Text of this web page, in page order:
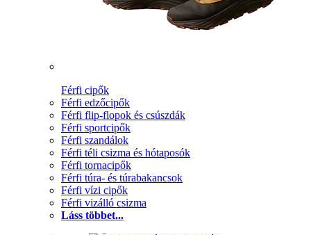
Férfi cipők
Férfi edzőcipők
Férfi flip-flopok és csúszdák
Férfi sportcipők
Férfi szandálok
Férfi téli csizma és hótaposók
Férfi tornacipők
Férfi túra- és túrabakancsok
Férfi vízi cipők
Férfi vizálló csizma
Láss többet...